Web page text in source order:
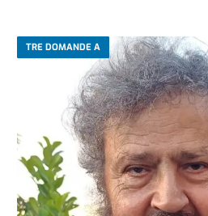
TRE DOMANDE A